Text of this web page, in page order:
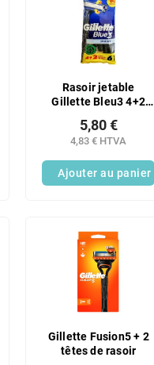
Rasoir jetable
Gillette Bleu3 4+2
4,83 € HTVA
5,80 €
Ajouter au panier
Gillette Fusion5 + 2
têtes de rasoir